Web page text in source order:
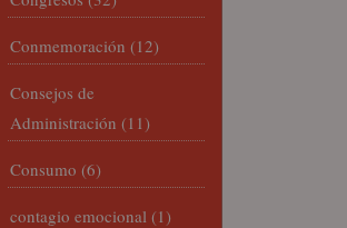
Conmemoración (12)
Consejos de
Administración (11)
Consumo (6)
contagio emocional (1)